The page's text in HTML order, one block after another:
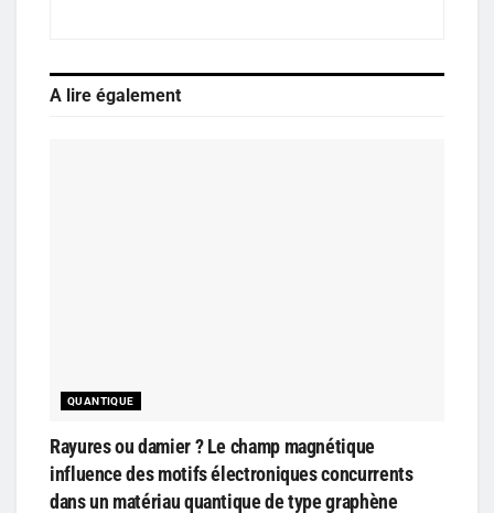
A lire également
QUANTIQUE
Rayures ou damier ? Le champ magnétique
influence des motifs électroniques concurrents
dans un matériau quantique de type graphène